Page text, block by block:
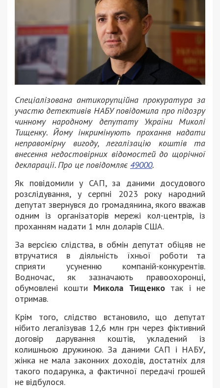
Спеціалізована антикорупційна прокуратура за
участю детективів НАБУ повідомила про підозру
чинному народному депутату України Миколі
Тищенку. Йому інкримінують прохання надати
неправомірну вигоду, легалізацію коштів та
внесення недостовірних відомостей до щорічної
декларації. Про це повідомляє 49000.
Як повідомили у САП, за даними досудового
розслідування, у серпні 2023 року народний
депутат звернувся до громадянина, якого вважав
одним із організаторів мережі кол-центрів, із
проханням надати 1 млн доларів США.
За версією слідства, в обмін депутат обіцяв не
втручатися в діяльність їхньої роботи та
сприяти усуненню компаній-конкурентів.
Водночас, як зазначають правоохоронці,
обумовлені кошти Микола Тищенкотак і не
отримав.
Крім того, слідство встановило, що депутат
нібито легалізував 12,6 млн грн через фіктивний
договір дарування коштів, укладений із
колишньою дружиною. За даними САП і НАБУ,
жінка не мала законних доходів, достатніх для
такого подарунка, а фактичної передачі грошей
не відбулося.